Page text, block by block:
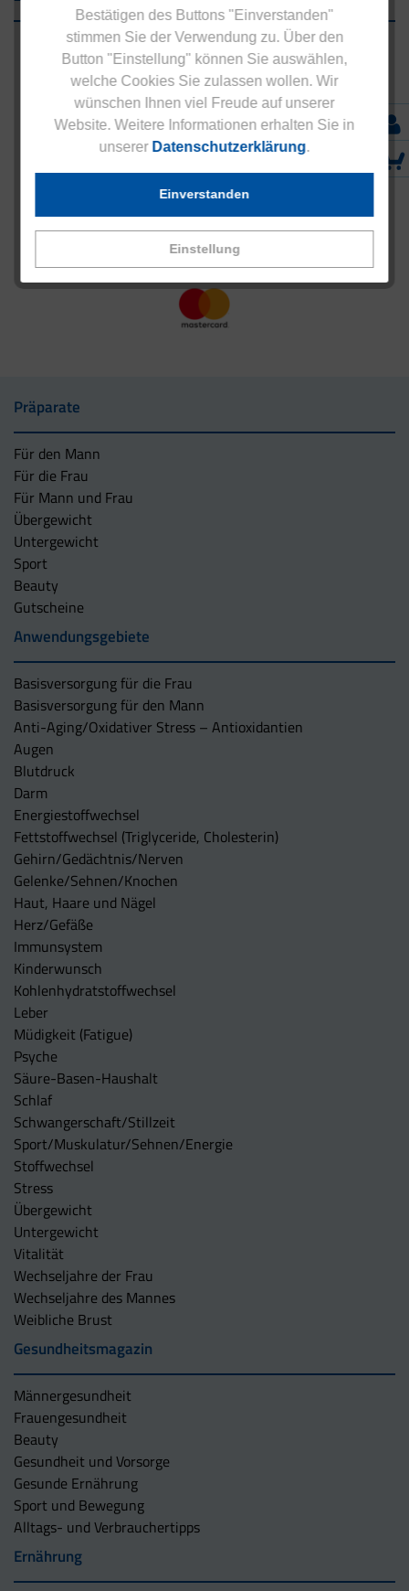
Bestätigen des Buttons "Einverstanden"
stimmen Sie der Verwendung zu. Über den
Button "Einstellung" können Sie auswählen,
welche Cookies Sie zulassen wollen. Wir
wünschen Ihnen viel Freude auf unserer
Website. Weitere Informationen erhalten Sie in
unserer Datenschutzerklärung.
Einstellung
Einverstanden
Präparate
Für den Mann
Für die Frau
Für Mann und Frau
Übergewicht
Untergewicht
Sport
Beauty
Gutscheine
Anwendungsgebiete
Basisversorgung für die Frau
Basisversorgung für den Mann
Anti-Aging/Oxidativer Stress – Antioxidantien
Augen
Blutdruck
Darm
Energiestoffwechsel
Fettstoffwechsel (Triglyceride, Cholesterin)
Gehirn/Gedächtnis/Nerven
Gelenke/Sehnen/Knochen
Haut, Haare und Nägel
Herz/Gefäße
Immunsystem
Kinderwunsch
Kohlenhydratstoffwechsel
Leber
Müdigkeit (Fatigue)
Psyche
Säure-Basen-Haushalt
Schlaf
Schwangerschaft/Stillzeit
Sport/Muskulatur/Sehnen/Energie
Stoffwechsel
Stress
Übergewicht
Untergewicht
Vitalität
Wechseljahre der Frau
Wechseljahre des Mannes
Weibliche Brust
Gesundheitsmagazin
Männergesundheit
Frauengesundheit
Beauty
Gesundheit und Vorsorge
Gesunde Ernährung
Sport und Bewegung
Alltags- und Verbrauchertipps
Ernährung